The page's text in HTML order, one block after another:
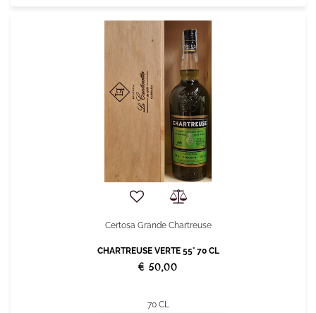
Certosa Grande Chartreuse
CHARTREUSE VERTE 55° 70 CL
€ 50,00
70 CL